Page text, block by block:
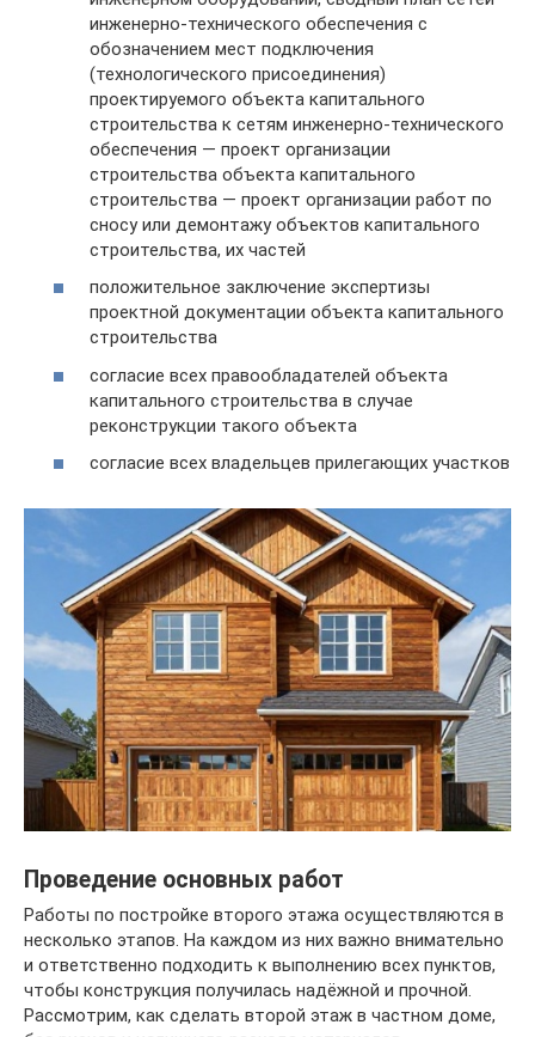
инженерно-технического обеспечения с
обозначением мест подключения
(технологического присоединения)
проектируемого объекта капитального
строительства к сетям инженерно-технического
обеспечения — проект организации
строительства объекта капитального
строительства — проект организации работ по
сносу или демонтажу объектов капитального
строительства, их частей
положительное заключение экспертизы
проектной документации объекта капитального
строительства
согласие всех правообладателей объекта
капитального строительства в случае
реконструкции такого объекта
согласие всех владельцев прилегающих участков
Проведение основных работ
Работы по постройке второго этажа осуществляются в
несколько этапов. На каждом из них важно внимательно
и ответственно подходить к выполнению всех пунктов,
чтобы конструкция получилась надёжной и прочной.
Рассмотрим, как сделать второй этаж в частном доме,